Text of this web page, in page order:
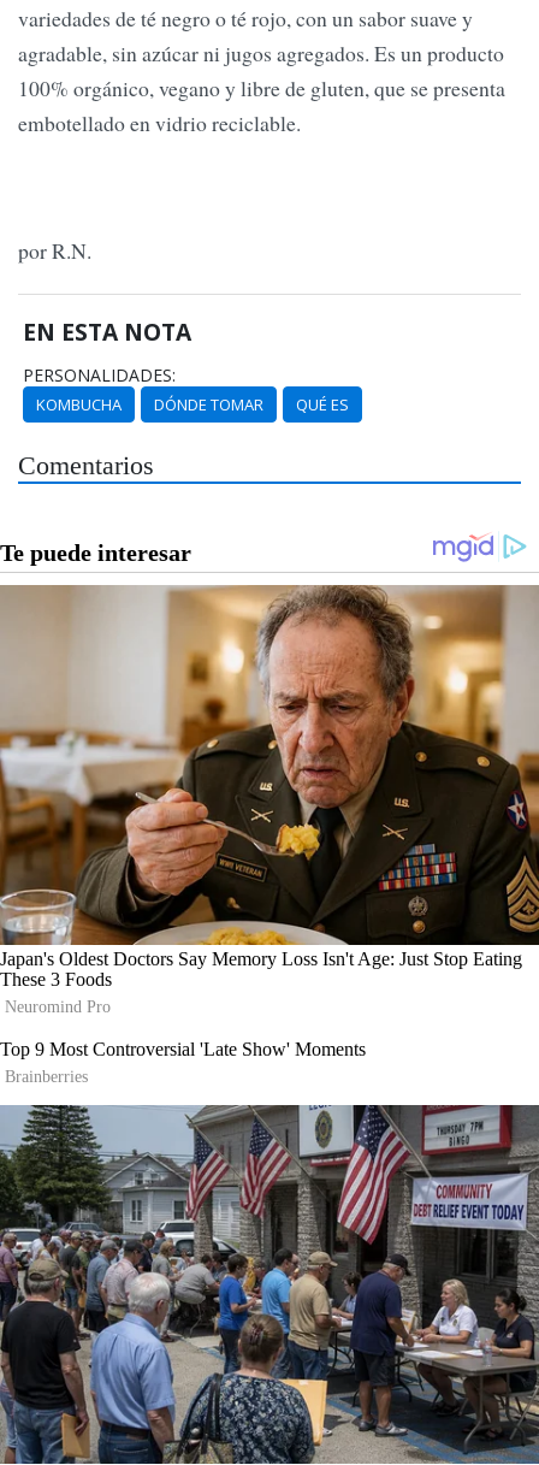
variedades de té negro o té rojo, con un sabor suave y
agradable, sin azúcar ni jugos agregados. Es un producto
100% orgánico, vegano y libre de gluten, que se presenta
embotellado en vidrio reciclable.
por R.N.
EN ESTA NOTA
PERSONALIDADES:
KOMBUCHA DÓNDE TOMAR QUÉ ES
Comentarios